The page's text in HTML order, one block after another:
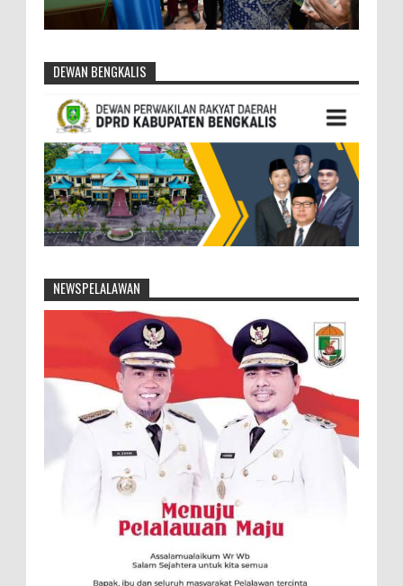
DEWAN BENGKALIS
NEWSPELALAWAN